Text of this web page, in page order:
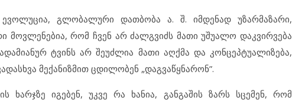
გლობალური დათბობა ა. შ. იმდენად უზარმაზარი,
რომ ჩვენ არ ძალგვიძს მათი უშუალო დაკვირვება
ტვინს არ შეუძლია მათი აღქმა და კონცეპტუალიზება,
მექანიზმით ცდილობენ „დაგვაწყნარონ”.
ხარჯზე იგებენ, უკვე რა ხანია, განგაშის ზარს სცემენ, რომ